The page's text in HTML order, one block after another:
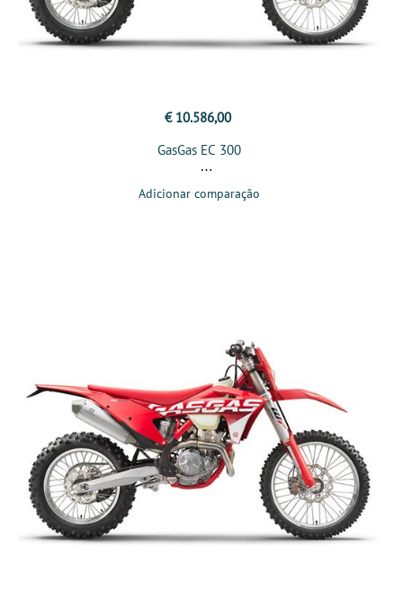
€ 10.586,00
GasGas EC 300
Adicionar comparação